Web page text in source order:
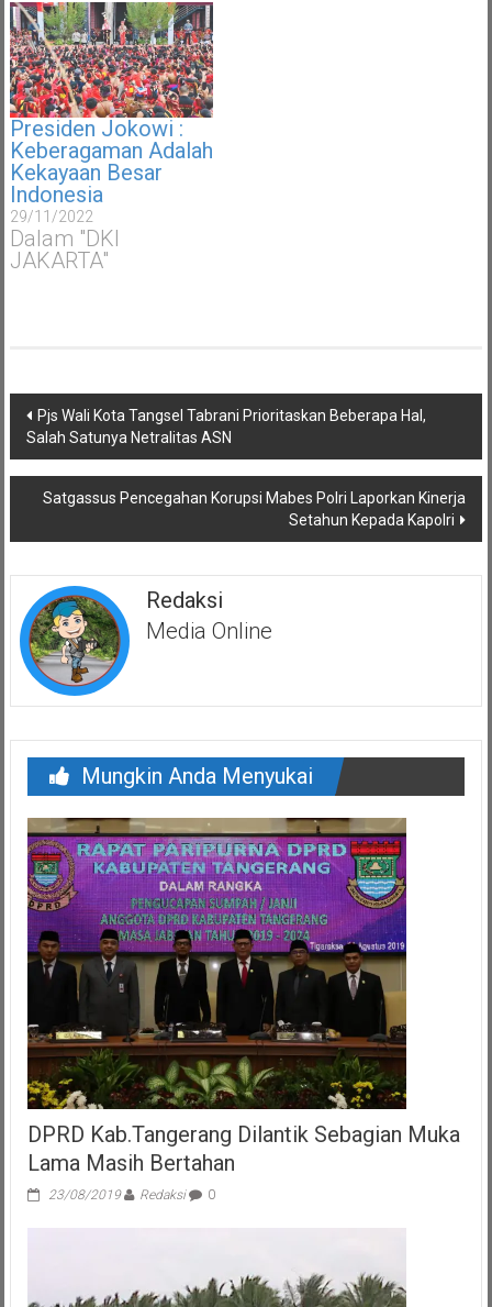
Presiden Jokowi :
Keberagaman Adalah
Kekayaan Besar
Indonesia
29/11/2022
Dalam "DKI
JAKARTA"
Navigasi
pos
Pjs Wali Kota Tangsel Tabrani Prioritaskan Beberapa Hal,
Salah Satunya Netralitas ASN
Satgassus Pencegahan Korupsi Mabes Polri Laporkan Kinerja
Setahun Kepada Kapolri
Redaksi
Media Online
Mungkin Anda Menyukai
DPRD Kab.Tangerang Dilantik Sebagian Muka
Lama Masih Bertahan
23/08/2019 Redaksi 0